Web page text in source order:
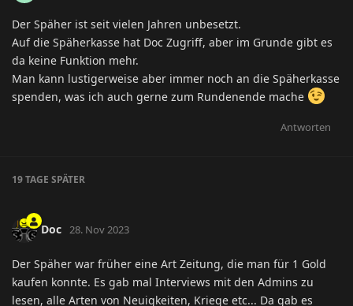
Der Späher ist seit vielen Jahren unbesetzt.
Auf die Späherkasse hat Doc Zugriff, aber im Grunde gibt es
da keine Funktion mehr.
Man kann lustigerweise aber immer noch an die Späherkasse
spenden, was ich auch gerne zum Rundenende mache
Antworten
19 TAGE SPÄTER
Doc 28. Nov 2023
Der Späher war früher eine Art Zeitung, die man für 1 Gold
kaufen konnte. Es gab mal Interviews mit den Admins zu
lesen, alle Arten von Neuigkeiten, Kriege etc... Da gab es